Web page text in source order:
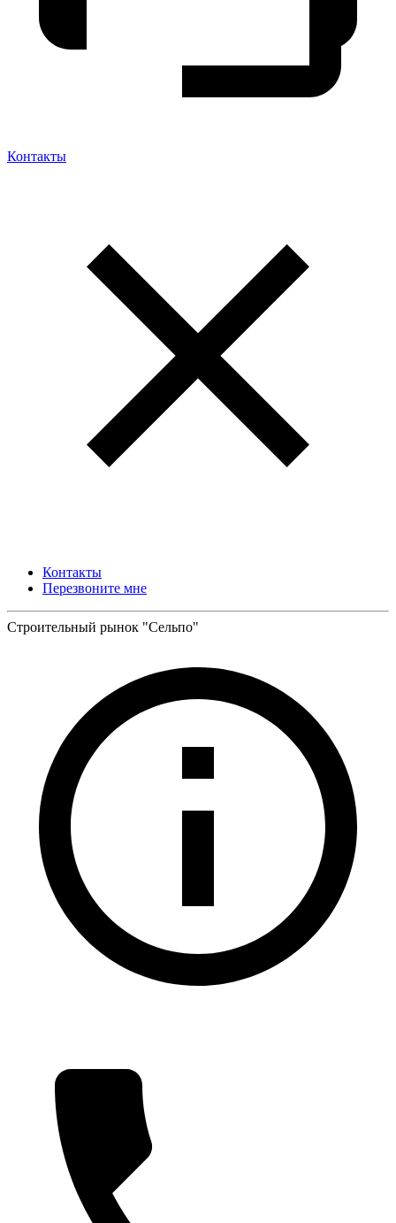
Контакты
Контакты
Перезвоните мне
Строительный рынок "Сельпо"